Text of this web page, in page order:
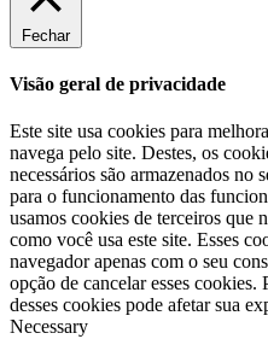
Fechar
Visão geral de privacidade
Este site usa cookies para
navega pelo site. Destes, os
necessários são armazenados no
para o funcionamento das
usamos cookies de terceiros que
como você usa este site. Esses
navegador apenas com o seu
opção de cancelar esses cookies.
desses cookies pode afetar sua
Necessary